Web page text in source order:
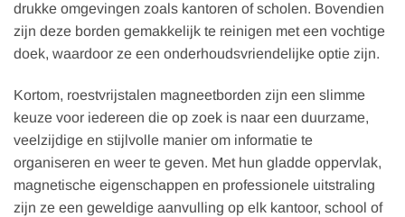
drukke omgevingen zoals kantoren of scholen. Bovendien
zijn deze borden gemakkelijk te reinigen met een vochtige
doek, waardoor ze een onderhoudsvriendelijke optie zijn.
Kortom, roestvrijstalen magneetborden zijn een slimme
keuze voor iedereen die op zoek is naar een duurzame,
veelzijdige en stijlvolle manier om informatie te
organiseren en weer te geven. Met hun gladde oppervlak,
magnetische eigenschappen en professionele uitstraling
zijn ze een geweldige aanvulling op elk kantoor, school of